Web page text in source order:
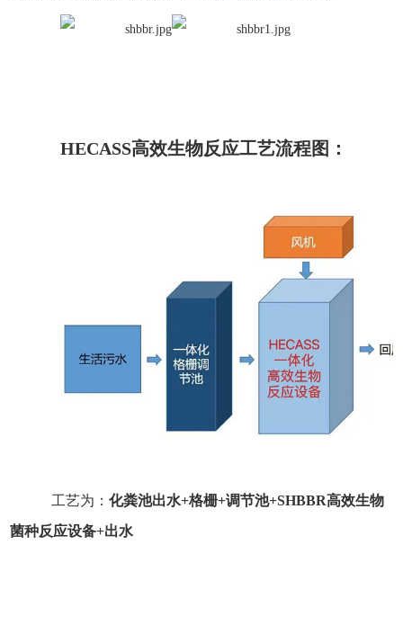
HECASS高效生物反应工艺流程图：
工艺为： 化粪池出水+格栅+调节池+SHBBR高效生物
菌种反应设备+出水